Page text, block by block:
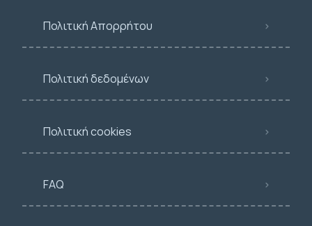
Πολιτική Απορρήτου
Πολιτική δεδομένων
Πολιτική cookies
FAQ